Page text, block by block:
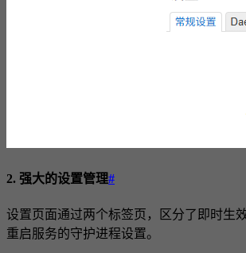
2. 强大的设置管理#
设置页面通过两个标签页，区分了即时生
重启服务的守护进程设置。